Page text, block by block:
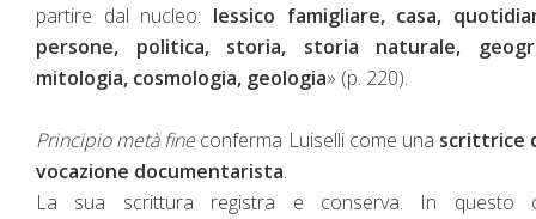
partire dal nucleo: lessico famigliare, casa,
persone, politica, storia, storia naturale,
mitologia, cosmologia, geologia» (p. 220).
Principio metà fineconferma Luiselli come una scrittrice
vocazione documentarista.
La sua scrittura registra e conserva. In questo